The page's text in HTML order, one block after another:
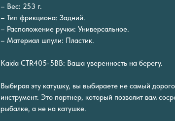
– Вес: 253 г.
– Тип фрикциона: Задний.
– Расположение ручки: Универсальное.
– Материал шпули: Пластик.
Kaida CTR405-5BB: Ваша уверенность на берегу.
Выбирая эту катушку, вы выбираете не самый
инструмент. Это партнер, который позволит вам
рыбалке, а не на катушке.